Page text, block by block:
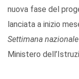
nuova fase del
lanciata a inizio
Settimana
Ministero